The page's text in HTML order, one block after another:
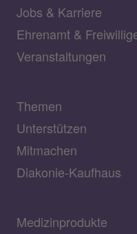
Jobs & Karriere
Ehrenamt &
Veranstaltungen
Themen
Unterstützen
Mitmachen
Diakonie-Kaufhaus
Medizinprodukte